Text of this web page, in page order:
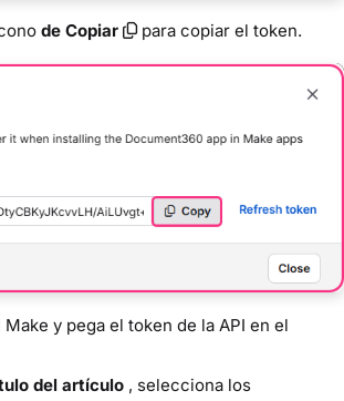
de Copiar para copiar el token.
y pega el token de la API en el
del artículo , selecciona los